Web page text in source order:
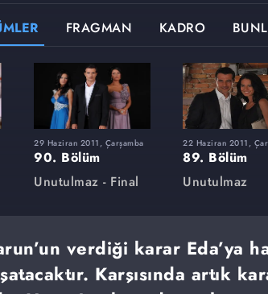
FRAGMAN KADRO
29 Haziran 2011, Çarşamba
90. Bölüm
Unutulmaz - Final
22 Haziran 2011,
89. Bölüm
Unutulmaz
verdiği karar Eda’ya
Karşısında artık